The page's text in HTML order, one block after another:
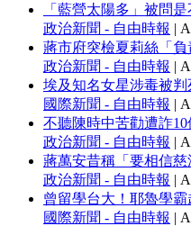
「藍營太陽多」被問
政治新聞 - 自由時報 |
蔣市府突檢夏莉絲「
政治新聞 - 自由時報 |
埃及知名女星涉毒被
國際新聞 - 自由時報 |
不聽陳時中苦勸遭詐
政治新聞 - 自由時報 |
蔣萬安昔稱「要相信
政治新聞 - 自由時報 |
曾留學台大！耶魯學
國際新聞 - 自由時報 |